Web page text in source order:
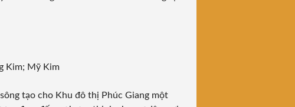
Kim; Mỹ Kim
tạo cho Khu đô thị Phúc Giang một